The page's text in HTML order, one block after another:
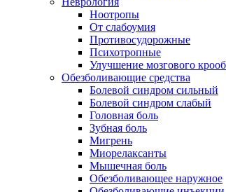
Ноотропы
От слабоумия
Противосудорожные
Психотропные
Улучшение мозгового
Обезболивающие средства
Болевой синдром сильный
Болевой синдром слабый
Головная боль
Зубная боль
Мигрень
Миорелаксанты
Мышечная боль
Обезболивающее наружное